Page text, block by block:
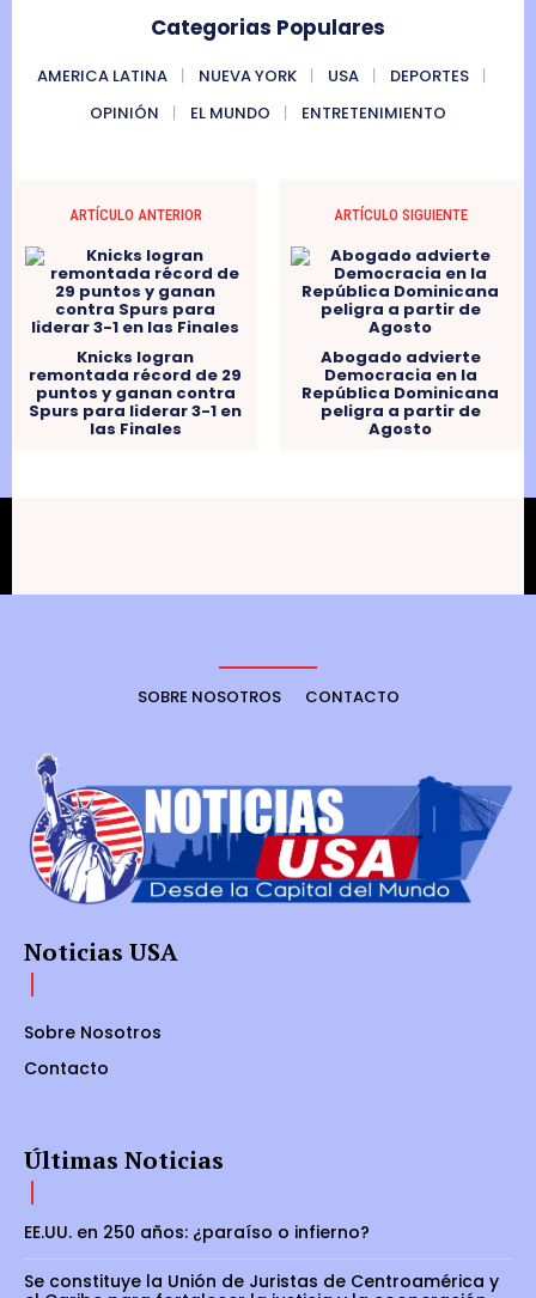
Categorias Populares
AMERICA LATINA NUEVA YORK USA
DEPORTES
OPINIÓN
EL MUNDO ENTRETENIMIENTO
ARTÍCULO ANTERIOR
Knicks logran
remontada récord de 29
puntos y ganan contra
Spurs para liderar 3-1 en
las Finales
ARTÍCULO SIGUIENTE
Abogado advierte
Democracia en la
República Dominicana
peligra a partir de
Agosto
SOBRE NOSOTROS CONTACTO
Noticias USA
Sobre Nosotros
Contacto
Últimas Noticias
EE.UU. en 250 años: ¿paraíso o infierno?
Se constituye la Unión de Juristas de Centroamérica y